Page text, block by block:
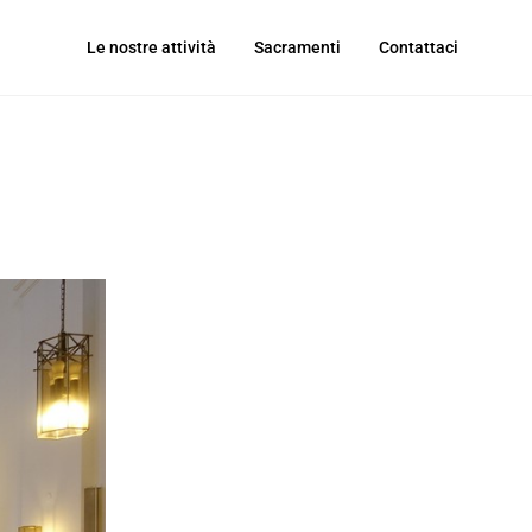
Le nostre attività Sacramenti Contattaci